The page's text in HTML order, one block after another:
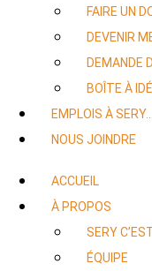
FAIRE UN
DEVENIR
DEMANDE
BOÎTE À
EMPLOIS À SERY…
NOUS JOINDRE
ACCUEIL
À PROPOS
SERY
ÉQUIPE